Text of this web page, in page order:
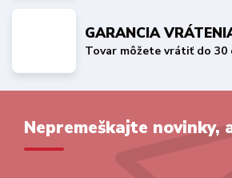
GARANCIA
Tovar môžete vrátiť do 30
Nepremeškajte novinky,